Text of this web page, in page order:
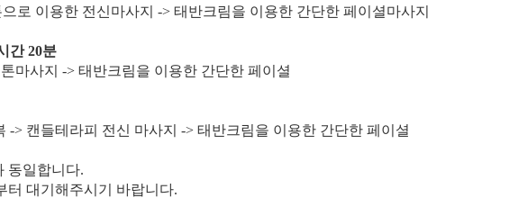
로 이용한 전신마사지 -> 태반크림을 이용한 간단한 페이셜마사지
간 20분
마사지 -> 태반크림을 이용한 간단한 페이셜
-> 캔들테라피 전신 마사지 -> 태반크림을 이용한 간단한 페이셜
동일합니다.
터 대기해주시기 바랍니다.